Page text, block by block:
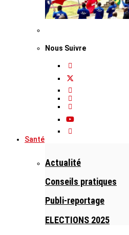
Nous Suivre
Santé
Actualité
Conseils pratiques
Publi-reportage
ELECTIONS 2025